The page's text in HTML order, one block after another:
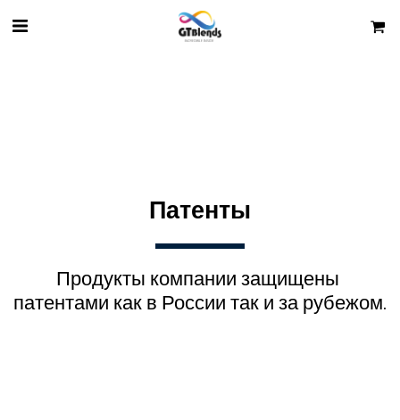
Патенты
Продукты компании защищены
патентами как в России так и за рубежом.